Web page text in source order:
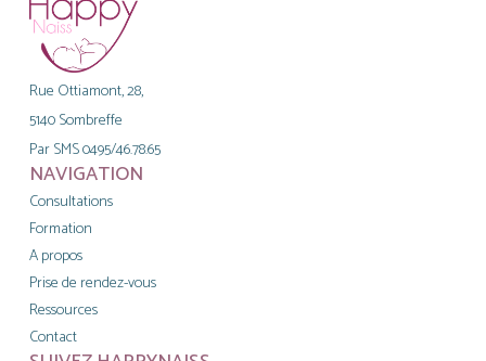
Rue Ottiamont, 28,
5140 Sombreffe
Par SMS 0495/46.78.65
NAVIGATION
Consultations
Formation
A propos
Prise de rendez-vous
Ressources
Contact